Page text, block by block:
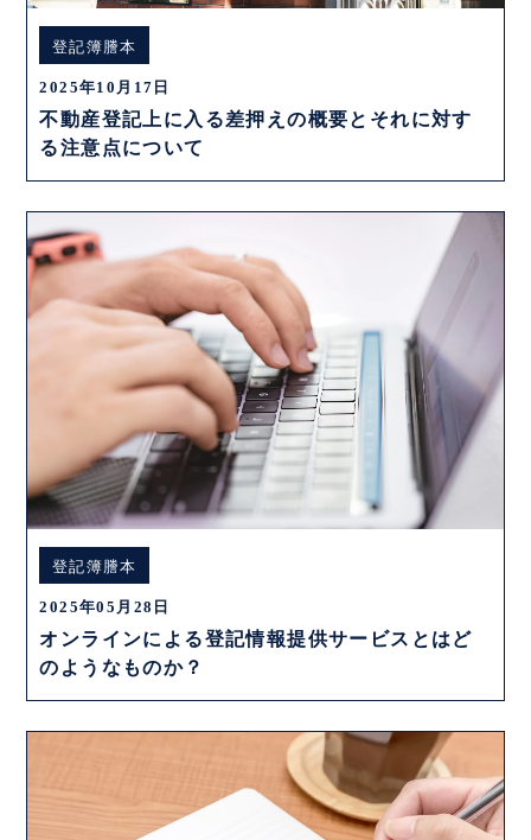
登記簿謄本
2025年10月17日
不動産登記上に入る差押えの概要とそれに対す
る注意点について
登記簿謄本
2025年05月28日
オンラインによる登記情報提供サービスとはど
のようなものか？